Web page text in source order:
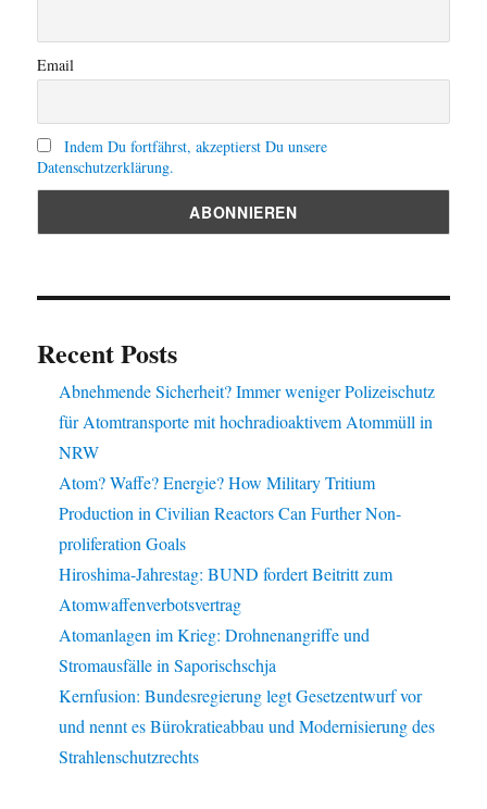
Email
Indem Du fortfährst, akzeptierst Du unsere
Datenschutzerklärung.
Recent Posts
Abnehmende Sicherheit? Immer weniger Polizeischutz
für Atomtransporte mit hochradioaktivem Atommüll in
NRW
Atom? Waffe? Energie? How Military Tritium
Production in Civilian Reactors Can Further Non-
proliferation Goals
Hiroshima-Jahrestag: BUND fordert Beitritt zum
Atomwaffenverbotsvertrag
Atomanlagen im Krieg: Drohnenangriffe und
Stromausfälle in Saporischschja
Kernfusion: Bundesregierung legt Gesetzentwurf vor
und nennt es Bürokratieabbau und Modernisierung des
Strahlenschutzrechts